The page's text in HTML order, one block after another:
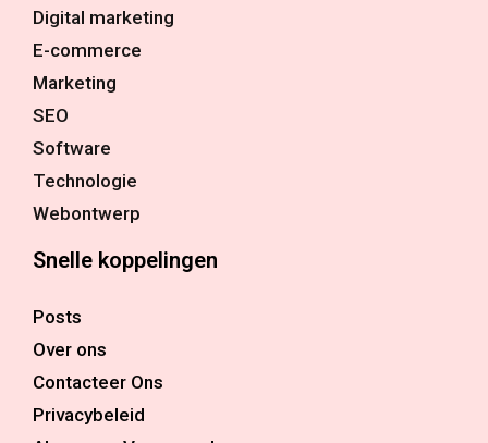
Digital marketing
E-commerce
Marketing
SEO
Software
Technologie
Webontwerp
Snelle koppelingen
Posts
Over ons
Contacteer Ons
Privacybeleid